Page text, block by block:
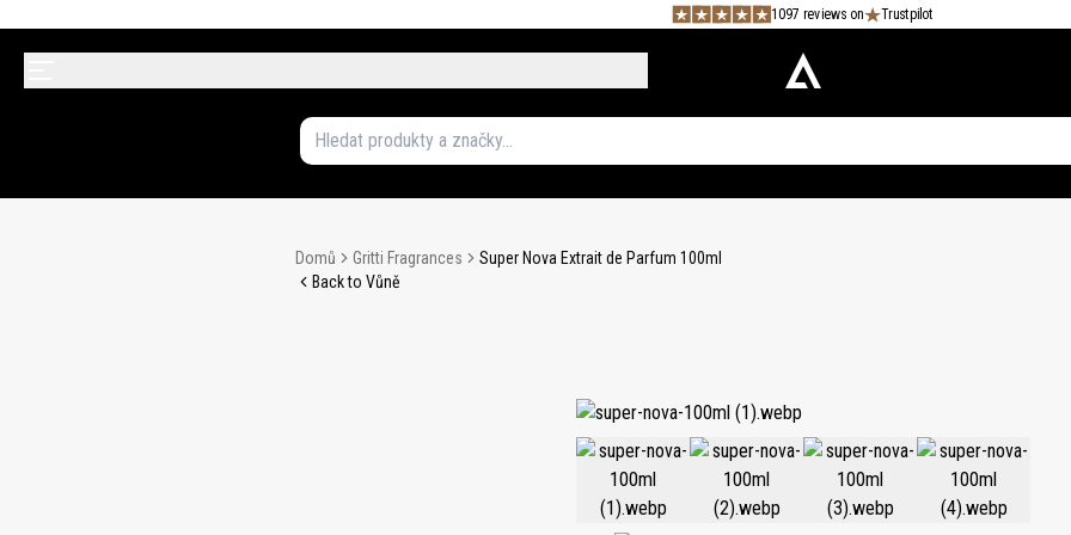
1097 reviews on Trustpilot
Domů Gritti Fragrances
Super Nova Extrait de Parfum 100ml
Back to Vůně